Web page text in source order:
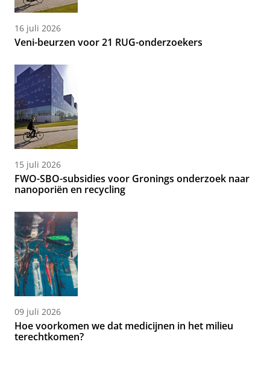
16 juli 2026
Veni-beurzen voor 21 RUG-onderzoekers
15 juli 2026
FWO-SBO-subsidies voor Gronings onderzoek naar
nanoporiën en recycling
09 juli 2026
Hoe voorkomen we dat medicijnen in het milieu
terechtkomen?